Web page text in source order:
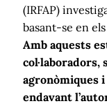
(IRFAP)
basant-se en
Amb aquests
col·laboradors,
agronòmiques
endavant